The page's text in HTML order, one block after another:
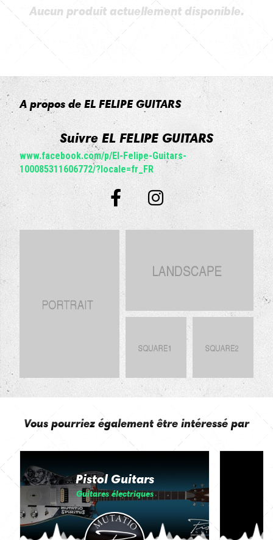
Aucun produit actuellement disponible.
A propos de EL FELIPE GUITARS
Suivre EL FELIPE GUITARS
www.facebook.com/p/El-Felipe-Guitars-
100085311606772/?locale=fr_FR
Vous pourriez également être intéressé par
Pistol Guitars
Guitares électriques